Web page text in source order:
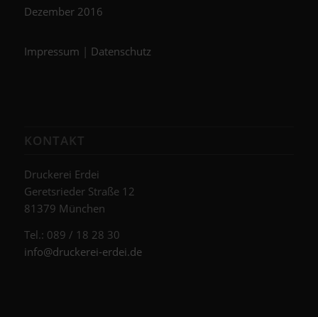
Dezember 2016
Impressum | Datenschutz
KONTAKT
Druckerei Erdei
Geretsrieder Straße 12
81379 München
Tel.: 089 / 18 28 30
info@druckerei-erdei.de